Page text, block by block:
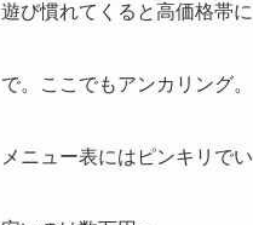
遊び慣れてくると高価格帯
で。ここでもアンカリング。
メニュー表にはピンキリで